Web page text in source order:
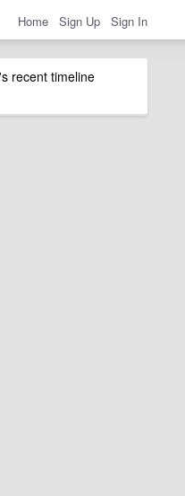
Home Sign Up Sign In
recent timeline